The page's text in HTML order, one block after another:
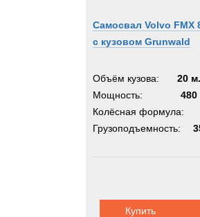
Самосвал Volvo FMX
с кузовом Grunwald
Объём кузова:
20
Мощность:
480
Колёсная формула:
Грузоподъемность:
Купить